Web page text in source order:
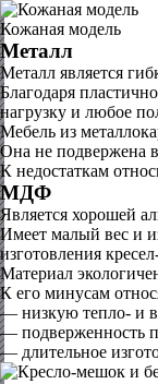
Кожаная модель
Металл
Металл является
Благодаря
нагрузку и любое
Мебель из
Она не подвержена
К недостаткам
МДФ
Является хорошей
Имеет малый вес и
изготовления
Материал
К его минусам
— низкую тепло- и
— подверженность
— длительное